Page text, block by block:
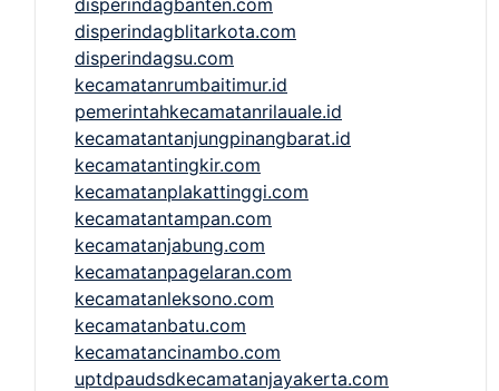
disperindagblitarkota.com
disperindagsu.com
kecamatanrumbaitimur.id
pemerintahkecamatanrilauale.id
kecamatantanjungpinangbarat.id
kecamatantingkir.com
kecamatanplakattinggi.com
kecamatantampan.com
kecamatanjabung.com
kecamatanpagelaran.com
kecamatanleksono.com
kecamatanbatu.com
kecamatancinambo.com
uptdpaudsdkecamatanjayakerta.com